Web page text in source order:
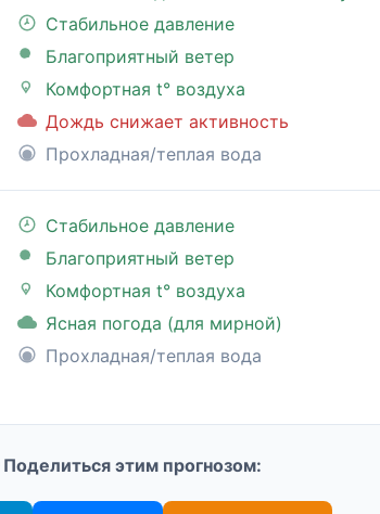
Стабильное давление
Благоприятный ветер
Комфортная t° воздуха
Дождь снижает активность
Прохладная/теплая вода
Стабильное давление
Благоприятный ветер
Комфортная t° воздуха
Ясная погода (для мирной)
Прохладная/теплая вода
Поделиться этим прогнозом: